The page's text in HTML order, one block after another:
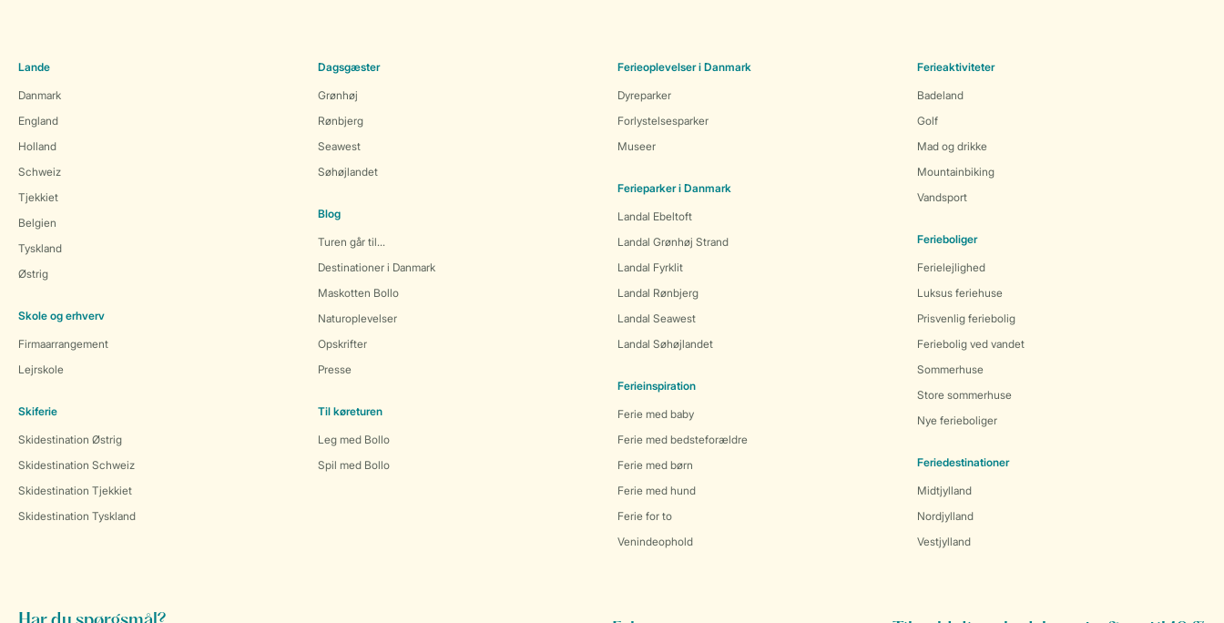
Lande
Danmark
England
Holland
Schweiz
Tjekkiet
Belgien
Tyskland
Østrig
Skole og erhverv
Firmaarrangement
Lejrskole
Skiferie
Skidestination Østrig
Skidestination Schweiz
Skidestination Tjekkiet
Skidestination Tyskland
Dagsgæster
Grønhøj
Rønbjerg
Seawest
Søhøjlandet
Blog
Turen går til...
Destinationer i Danmark
Maskotten Bollo
Naturoplevelser
Opskrifter
Presse
Til køreturen
Leg med Bollo
Spil med Bollo
Ferieoplevelser i Danmark
Dyreparker
Forlystelsesparker
Museer
Ferieparker i Danmark
Landal Ebeltoft
Landal Grønhøj Strand
Landal Fyrklit
Landal Rønbjerg
Landal Seawest
Landal Søhøjlandet
Ferieinspiration
Ferie med baby
Ferie med bedsteforældre
Ferie med børn
Ferie med hund
Ferie for to
Venindeophold
Ferieaktiviteter
Badeland
Golf
Mad og drikke
Mountainbiking
Vandsport
Ferieboliger
Ferielejlighed
Luksus feriehuse
Prisvenlig feriebolig
Feriebolig ved vandet
Sommerhuse
Store sommerhuse
Nye ferieboliger
Feriedestinationer
Midtjylland
Nordjylland
Vestjylland